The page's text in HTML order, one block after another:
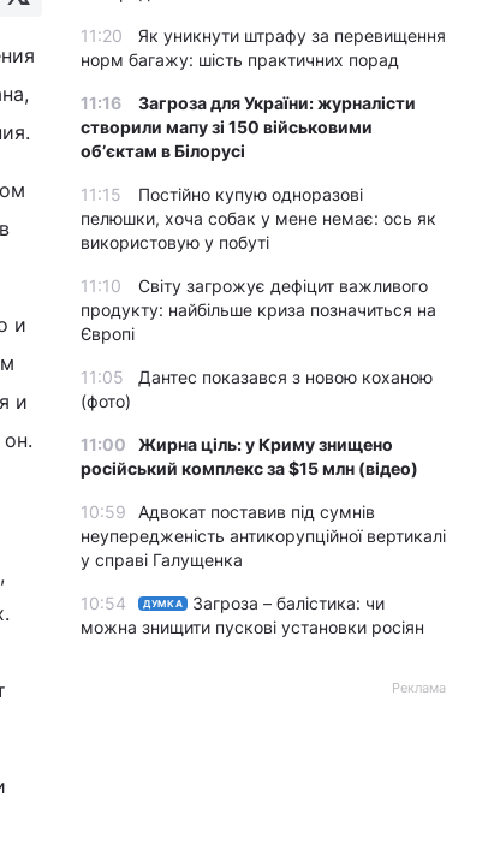
и
и
11:20
Як уникнути штрафу за перевищення
норм багажу: шість практичних порад
11:16
Загроза для України: журналісти
створили мапу зі 150 військовими
обʼєктам в Білорусі
11:15
Постійно купую одноразові
пелюшки, хоча собак у мене немає: ось як
використовую у побуті
11:10
Світу загрожує дефіцит важливого
продукту: найбільше криза позначиться на
Європі
11:05
Дантес показався з новою коханою
(фото)
11:00
Жирна ціль: у Криму знищено
російський комплекс за $15 млн (відео)
10:59
Адвокат поставив під сумнів
неупередженість антикорупційної вертикалі
у справі Галущенка
10:54 ДУМКА
Загроза – балістика: чи
можна знищити пускові установки росіян
Реклама